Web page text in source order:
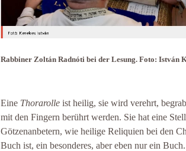
Rabbiner Zoltán Radnóti bei der Lesung. Foto: István
Eine Thorarolle ist heilig, sie wird verehrt,
mit den Fingern berührt werden. Sie hat eine
Götzenanbetern, wie heilige Reliquien bei den
Buch ist, ein besonderes, aber eben nur ein